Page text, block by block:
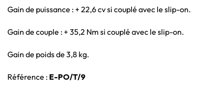
Gain de puissance : + 22,6 cv si couplé avec le slip-on.
Gain de couple : + 35,2 Nm si couplé avec le slip-on.
Gain de poids de 3,8 kg.
Référence : E-PO/T/9